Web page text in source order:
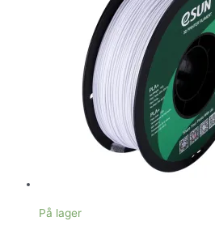
På lager